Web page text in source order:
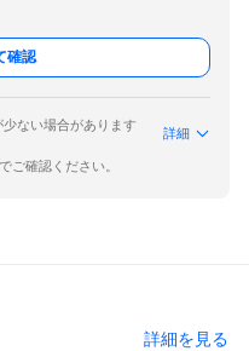
確認
ない場合があります
詳細
ご確認ください。
詳細を見る